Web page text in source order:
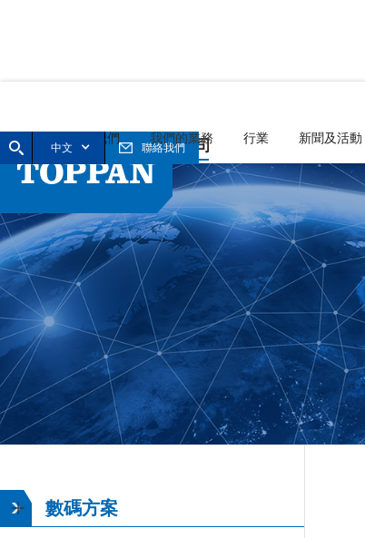
首頁 關於我們 我們的業務 行業 新聞及活動
中文 聯絡我們
數碼方案